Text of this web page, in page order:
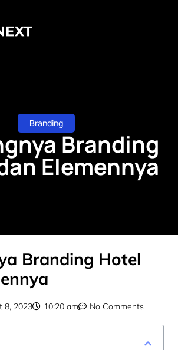
Branding
Branding
Elemennya
Branding Hotel
8, 2023 10:20 am No Comments